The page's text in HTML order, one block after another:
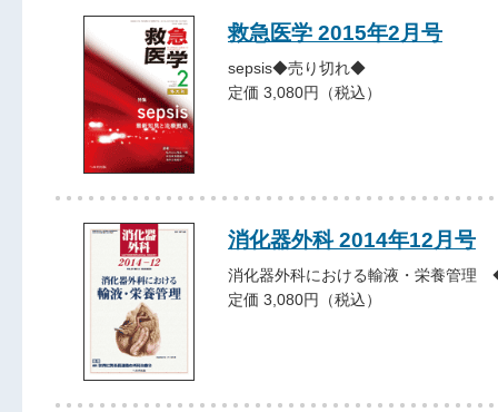
救急医学 2015年2月号
sepsis◆売り切れ◆
定価 3,080円（税込）
消化器外科 2014年12月号
消化器外科における輸液・栄養管
定価 3,080円（税込）